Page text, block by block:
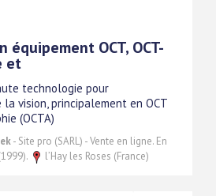
équipement OCT, OCT-
et
technologie pour
vision, principalement en OCT
(OCTA)
- Site pro (SARL) - Vente en ligne. En
l’Hay les Roses (France)